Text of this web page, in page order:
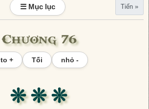
☰ Mục lục Tiến »
Chương 76
to + Tối nhỏ -
❊ ❊ ❊